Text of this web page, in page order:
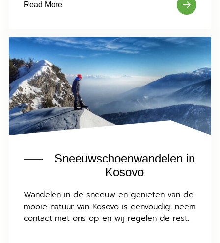
Read More
Sneeuwschoenwandelen in
Kosovo
Wandelen in de sneeuw en genieten van de
mooie natuur van Kosovo is eenvoudig: neem
contact met ons op en wij regelen de rest.